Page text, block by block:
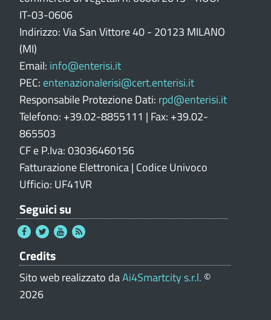
IT-03-0606
Indirizzo: Via San Vittore 40 - 20123 MILANO
(MI)
Email: info@enterisi.it
PEC: entenazionalerisi@cert.enterisi.it
Responsabile Protezione Dati: rpd@enterisi.it
Telefono: +39.02-8855111 | Fax: +39.02-
865503
CF e P.Iva: 03036460156
Fatturazione Elettronica | Codice Univoco
Ufficio: UF41VR
Seguici su
Credits
Sito web realizzato daAi4Smartcity s.r.l. ©
2026